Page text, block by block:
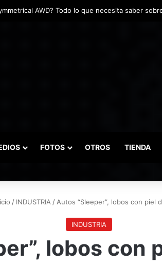
el inicio del Campeonato de Invierno de
FOTOS OTROS TIENDA
/ INDUSTRIA / Autos “Sleeper”, lobos con piel
INDUSTRIA
lobos con